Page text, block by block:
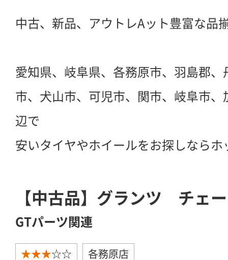
中古、新品、アウトレAット豊富な品
愛知県、岐阜県、各務原市、羽島郡
市、犬山市、可児市、関市、岐阜市
辺で
安いタイヤやホイールをお探しなら
【中古品】グランツ チェ
GTパーツ関連
★★★☆☆ 各務原店